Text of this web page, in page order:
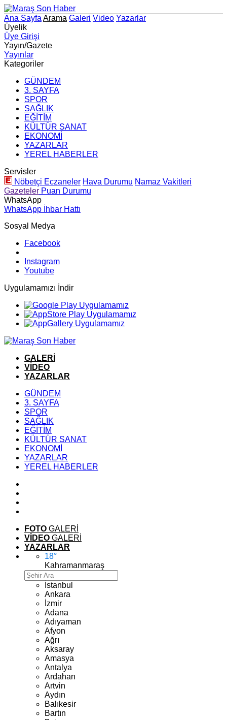
Ana Sayfa Arama Galeri Video Yazarlar
Üyelik
Üye Girişi
Yayın/Gazete
Yayınlar
Kategoriler
GÜNDEM
3. SAYFA
SPOR
SAĞLIK
EĞİTİM
KÜLTÜR SANAT
EKONOMİ
YAZARLAR
YEREL HABERLER
Servisler
Nöbetçi Eczaneler Hava Durumu Namaz Vakitleri
Gazeteler Puan Durumu
WhatsApp
WhatsApp İhbar Hattı
Sosyal Medya
Facebook
Instagram
Youtube
Uygulamamızı İndir
GALERİ
VİDEO
YAZARLAR
GÜNDEM
3. SAYFA
SPOR
SAĞLIK
EĞİTİM
KÜLTÜR SANAT
EKONOMİ
YAZARLAR
YEREL HABERLER
FOTO GALERİ
VİDEO GALERİ
YAZARLAR
18°
Kahramanmaraş
İstanbul
Ankara
İzmir
Adana
Adıyaman
Afyon
Ağrı
Aksaray
Amasya
Antalya
Ardahan
Artvin
Aydın
Balıkesir
Bartın